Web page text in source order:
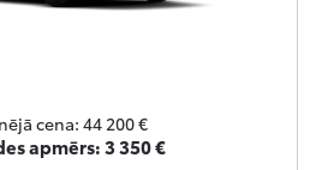
cena: 44 200 €
apmērs:3 350 €